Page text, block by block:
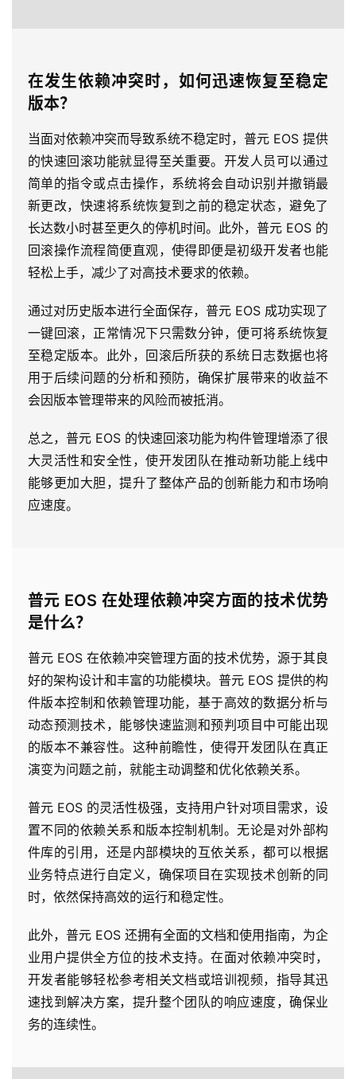
在发生依赖冲突时，如何迅速恢复至稳定
版本？
当面对依赖冲突而导致系统不稳定时，普元 EOS 提供
的快速回滚功能就显得至关重要。开发人员可以通过
简单的指令或点击操作，系统将会自动识别并撤销最
新更改，快速将系统恢复到之前的稳定状态，避免了
长达数小时甚至更久的停机时间。此外，普元 EOS 的
回滚操作流程简便直观，使得即便是初级开发者也能
轻松上手，减少了对高技术要求的依赖。
通过对历史版本进行全面保存，普元 EOS 成功实现了
一键回滚，正常情况下只需数分钟，便可将系统恢复
至稳定版本。此外，回滚后所获的系统日志数据也将
用于后续问题的分析和预防，确保扩展带来的收益不
会因版本管理带来的风险而被抵消。
总之，普元 EOS 的快速回滚功能为构件管理增添了很
大灵活性和安全性，使开发团队在推动新功能上线中
能够更加大胆，提升了整体产品的创新能力和市场响
应速度。
普元 EOS 在处理依赖冲突方面的技术优势
是什么？
普元 EOS 在依赖冲突管理方面的技术优势，源于其良
好的架构设计和丰富的功能模块。普元 EOS 提供的构
件版本控制和依赖管理功能，基于高效的数据分析与
动态预测技术，能够快速监测和预判项目中可能出现
的版本不兼容性。这种前瞻性，使得开发团队在真正
演变为问题之前，就能主动调整和优化依赖关系。
普元 EOS 的灵活性极强，支持用户针对项目需求，设
置不同的依赖关系和版本控制机制。无论是对外部构
件库的引用，还是内部模块的互依关系，都可以根据
业务特点进行自定义，确保项目在实现技术创新的同
时，依然保持高效的运行和稳定性。
此外，普元 EOS 还拥有全面的文档和使用指南，为企
业用户提供全方位的技术支持。在面对依赖冲突时，
开发者能够轻松参考相关文档或培训视频，指导其迅
速找到解决方案，提升整个团队的响应速度，确保业
务的连续性。